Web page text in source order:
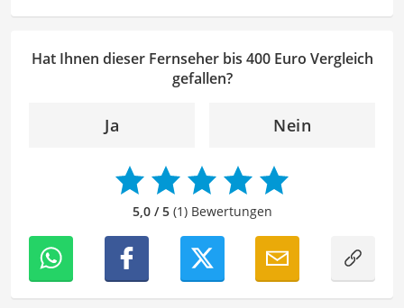
Autoren dabei zu helfen, ihre Botschaften klar und
effektiv zu kommunizieren. Durch meine Leidenschaft für
Interessen, bringe ich frische Perspektiven sowie neue
dass die Texte sowohl qualitativ hochwertig als auch
ansprechend sind.
Hat Ihnen dieser Fernseher bis 400 Euro Vergleich
gefallen?
Ja Nein
5,0 / 5(1) Bewertungen